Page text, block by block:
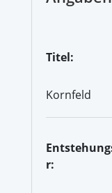
Titel:
Kornfeld
r: